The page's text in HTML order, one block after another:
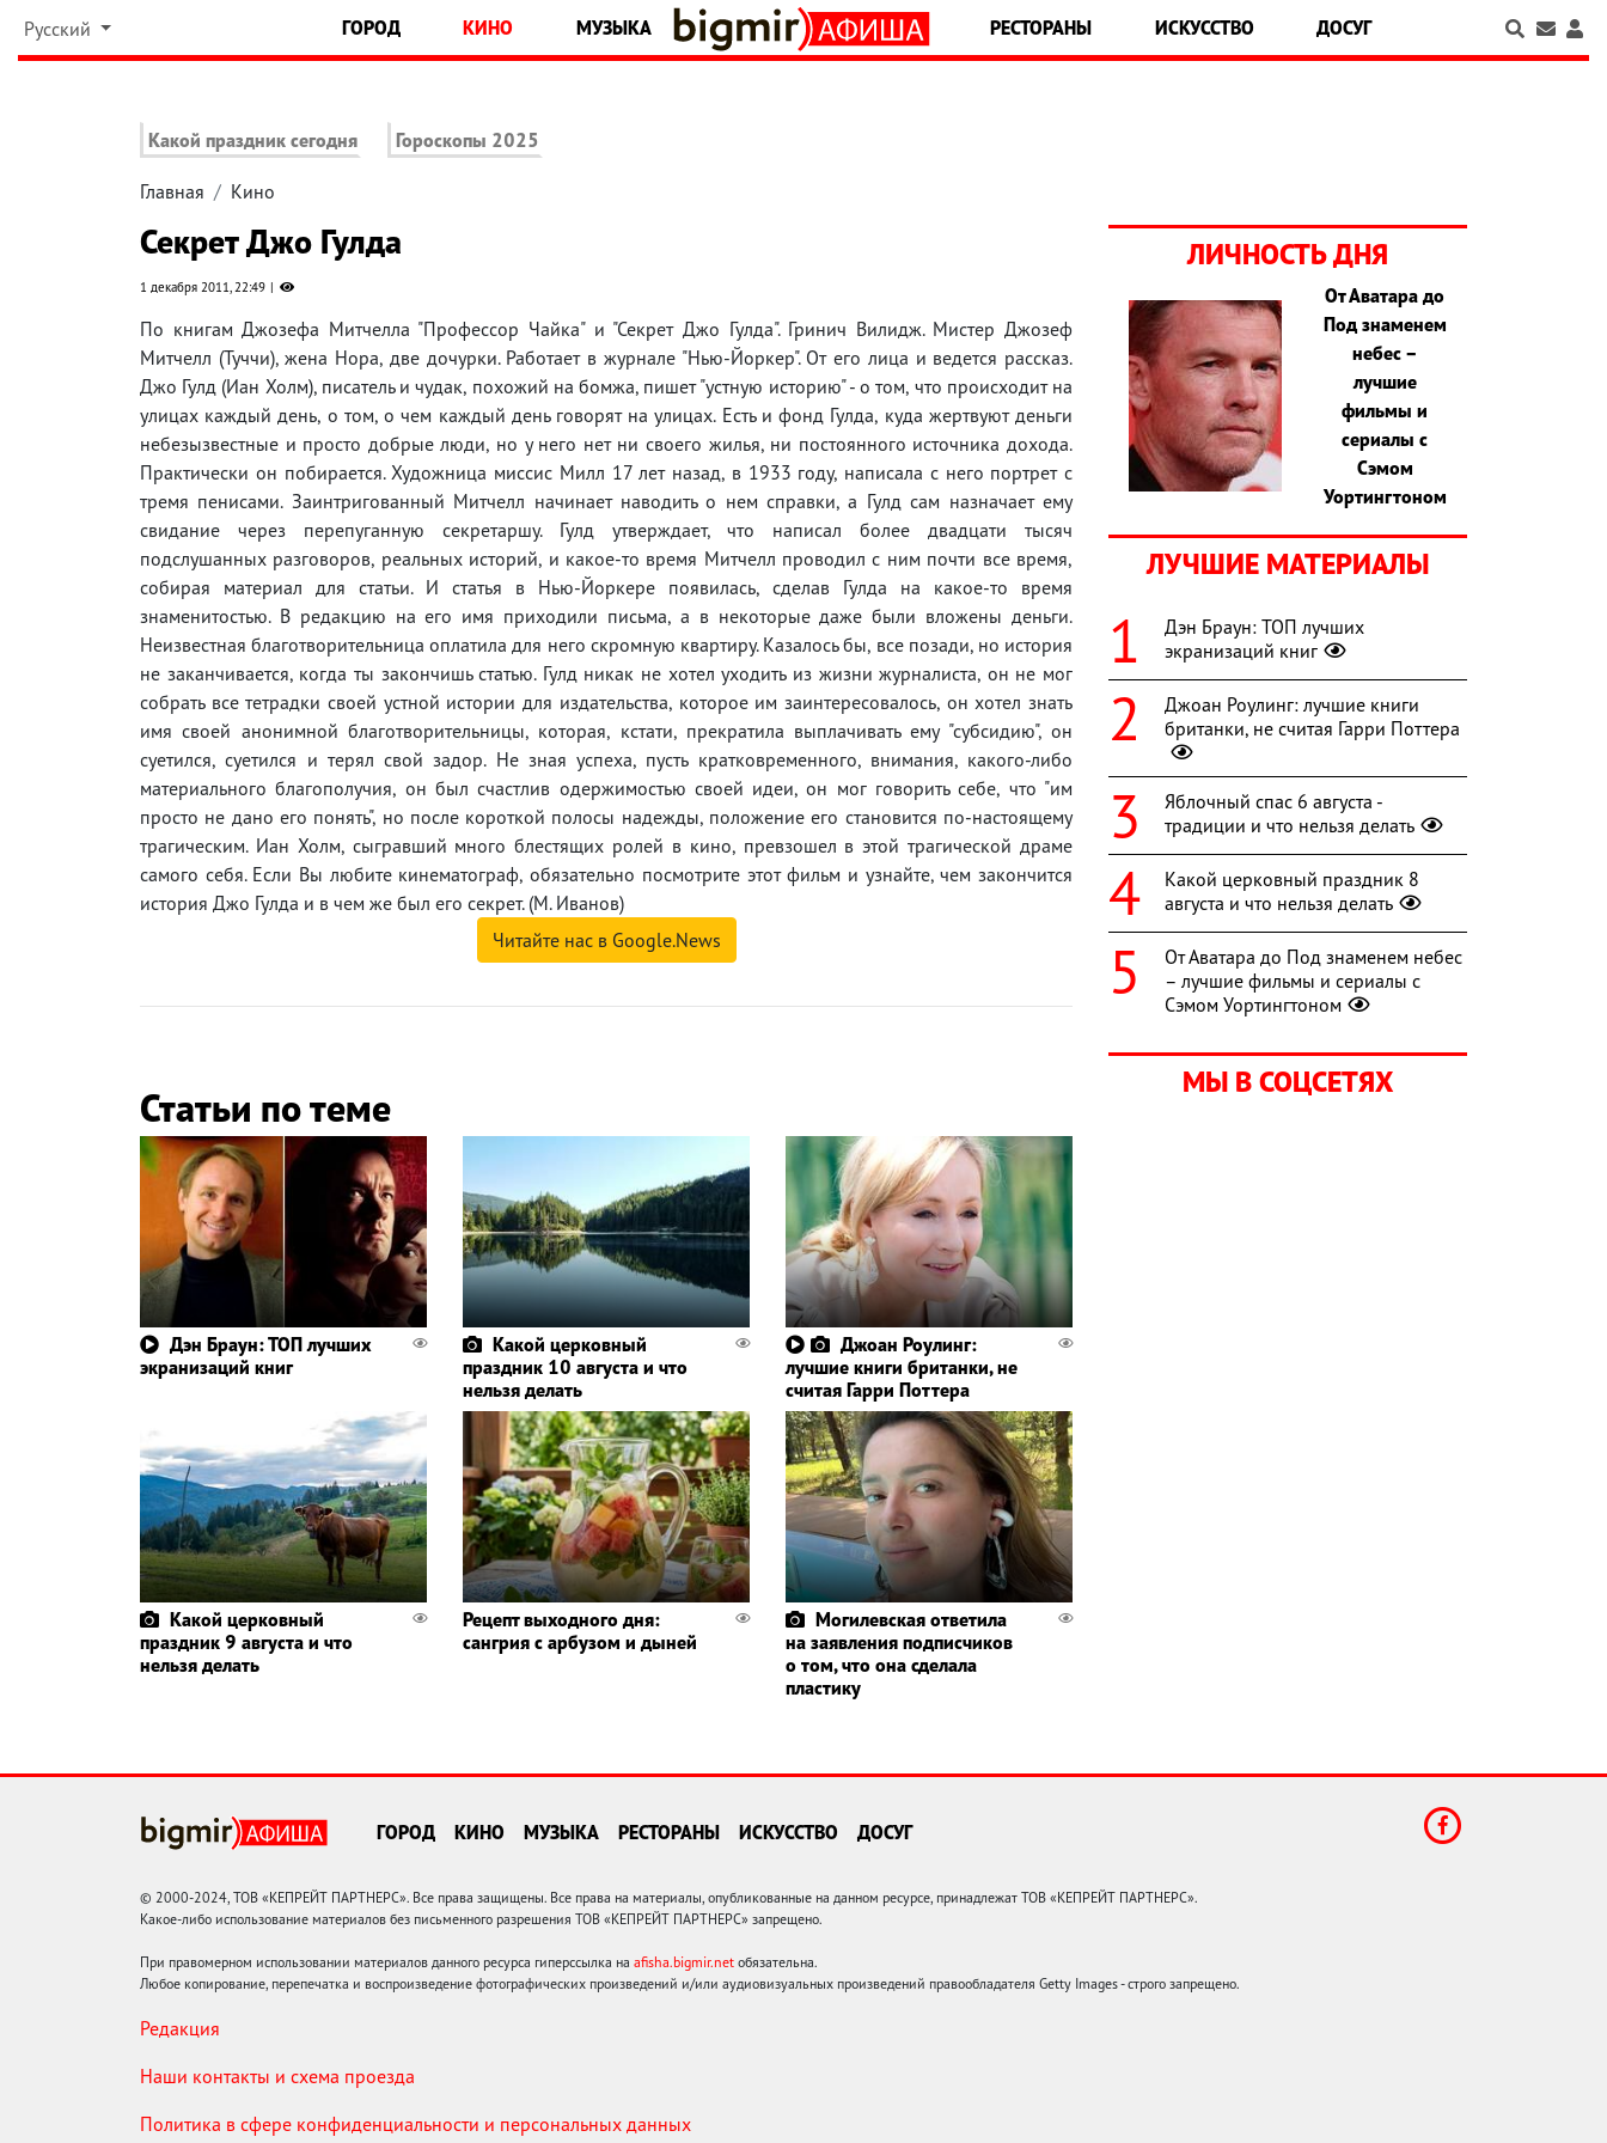
Русский ГОРОД КИНО МУЗЫКА РЕСТОРАНЫ ИСКУССТВО ДОСУГ
Какой праздник сегодня Гороскопы 2025
Главная Кино
Секрет Джо Гулда
1 декабря 2011, 22:49
По книгам Джозефа Митчелла "Профессор Чайка" и "Секрет Джо Гулда". Гринич Вилидж. Мистер Джозеф
Митчелл (Туччи), жена Нора, две дочурки. Работает в журнале "Нью-Йоркер". От его лица и ведется рассказ.
Джо Гулд (Иан Холм), писатель и чудак, похожий на бомжа, пишет "устную историю" - о том, что происходит на
улицах каждый день, о том, о чем каждый день говорят на улицах. Есть и фонд Гулда, куда жертвуют деньги
небезызвестные и просто добрые люди, но у него нет ни своего жилья, ни постоянного источника дохода.
Практически он побирается. Художница миссис Милл 17 лет назад, в 1933 году, написала с него портрет с
тремя пенисами. Заинтригованный Митчелл начинает наводить о нем справки, а Гулд сам назначает ему
свидание через перепуганную секретаршу. Гулд утверждает, что написал более двадцати тысяч
подслушанных разговоров, реальных историй, и какое-то время Митчелл проводил с ним почти все время,
собирая материал для статьи. И статья в Нью-Йоркере появилась, сделав Гулда на какое-то время
знаменитостью. В редакцию на его имя приходили письма, а в некоторые даже были вложены деньги.
Неизвестная благотворительница оплатила для него скромную квартиру. Казалось бы, все позади, но история
не заканчивается, когда ты закончишь статью. Гулд никак не хотел уходить из жизни журналиста, он не мог
собрать все тетрадки своей устной истории для издательства, которое им заинтересовалось, он хотел знать
имя своей анонимной благотворительницы, которая, кстати, прекратила выплачивать ему "субсидию", он
суетился, суетился и терял свой задор. Не зная успеха, пусть кратковременного, внимания, какого-либо
материального благополучия, он был счастлив одержимостью своей идеи, он мог говорить себе, что "им
просто не дано его понять", но после короткой полосы надежды, положение его становится по-настоящему
трагическим. Иан Холм, сыгравший много блестящих ролей в кино, превзошел в этой трагической драме
самого себя. Если Вы любите кинематограф, обязательно посмотрите этот фильм и узнайте, чем закончится
история Джо Гулда и в чем же был его секрет. (М. Иванов)
Читайте нас в Google.News
Статьи по теме
Дэн Браун: ТОП лучших
экранизаций книг
Какой церковный
праздник 10 августа и что
нельзя делать
Джоан Роулинг:
лучшие книги британки, не
считая Гарри Поттера
Какой церковный
праздник 9 августа и что
нельзя делать
Рецепт выходного дня:
сангрия с арбузом и дыней
Могилевская ответила
на заявления подписчиков
о том, что она сделала
пластику
ЛИЧНОСТЬ ДНЯ
От Аватара до
Под знаменем
небес –
лучшие
фильмы и
сериалы с
Сэмом
Уортингтоном
ЛУЧШИЕ МАТЕРИАЛЫ
Дэн Браун: ТОП лучших
экранизаций книг
Джоан Роулинг: лучшие книги
британки, не считая Гарри Поттера
Яблочный спас 6 августа -
традиции и что нельзя делать
Какой церковный праздник 8
августа и что нельзя делать
От Аватара до Под знаменем небес
– лучшие фильмы и сериалы с
Сэмом Уортингтоном
МЫ В СОЦСЕТЯХ
ГОРОД КИНО МУЗЫКА РЕСТОРАНЫ ИСКУССТВО ДОСУГ
© 2000-2024, ТОВ «КЕПРЕЙТ ПАРТНЕРС». Все права защищены. Все права на материалы, опубликованные на данном ресурсе, принадлежат ТОВ «КЕПРЕЙТ ПАРТНЕРС».
Какое-либо использование материалов без письменного разрешения ТОВ «КЕПРЕЙТ ПАРТНЕРС» запрещено.
При правомерном использовании материалов данного ресурса гиперссылка на afisha.bigmir.net обязательна.
Любое копирование, перепечатка и воспроизведение фотографических произведений и/или аудиовизуальных произведений правообладателя Getty Images - строго запрещено.
Редакция
Наши контакты и схема проезда
Политика в сфере конфиденциальности и персональных данных